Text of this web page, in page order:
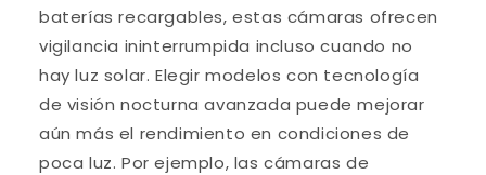
baterías recargables, estas cámaras ofrecen
vigilancia ininterrumpida incluso cuando no
hay luz solar. Elegir modelos con tecnología
de visión nocturna avanzada puede mejorar
aún más el rendimiento en condiciones de
poca luz. Por ejemplo, las cámaras de